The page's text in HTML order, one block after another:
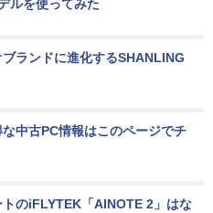
ルを使ってみた
ランドに進化するSHANLING
中古PC情報はこのページでチ
のiFLYTEK「AINOTE 2」はな